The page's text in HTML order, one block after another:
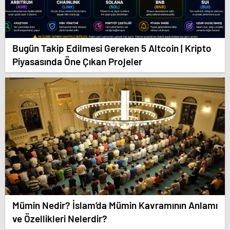
Bugün Takip Edilmesi Gereken 5 Altcoin | Kripto
Piyasasında Öne Çıkan Projeler
Mümin Nedir? İslam’da Mümin Kavramının Anlamı
ve Özellikleri Nelerdir?